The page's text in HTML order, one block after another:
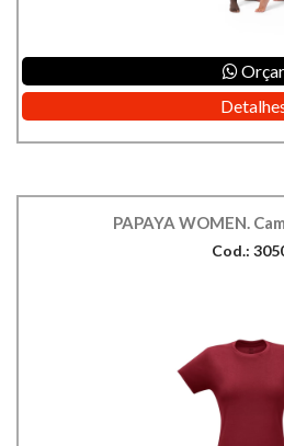
Orçar
PAPAYA WOMEN.
Cod.: